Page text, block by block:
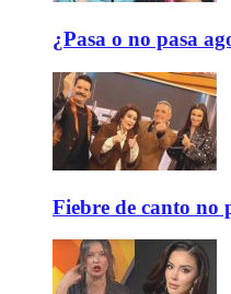
¿Pasa o no pasa
Fiebre de canto no